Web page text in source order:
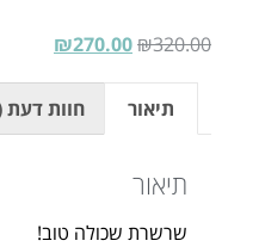
₪320.00
₪270.00
תיאור חוות דעת (0)
תיאור
שרשרת שכולה טוב!